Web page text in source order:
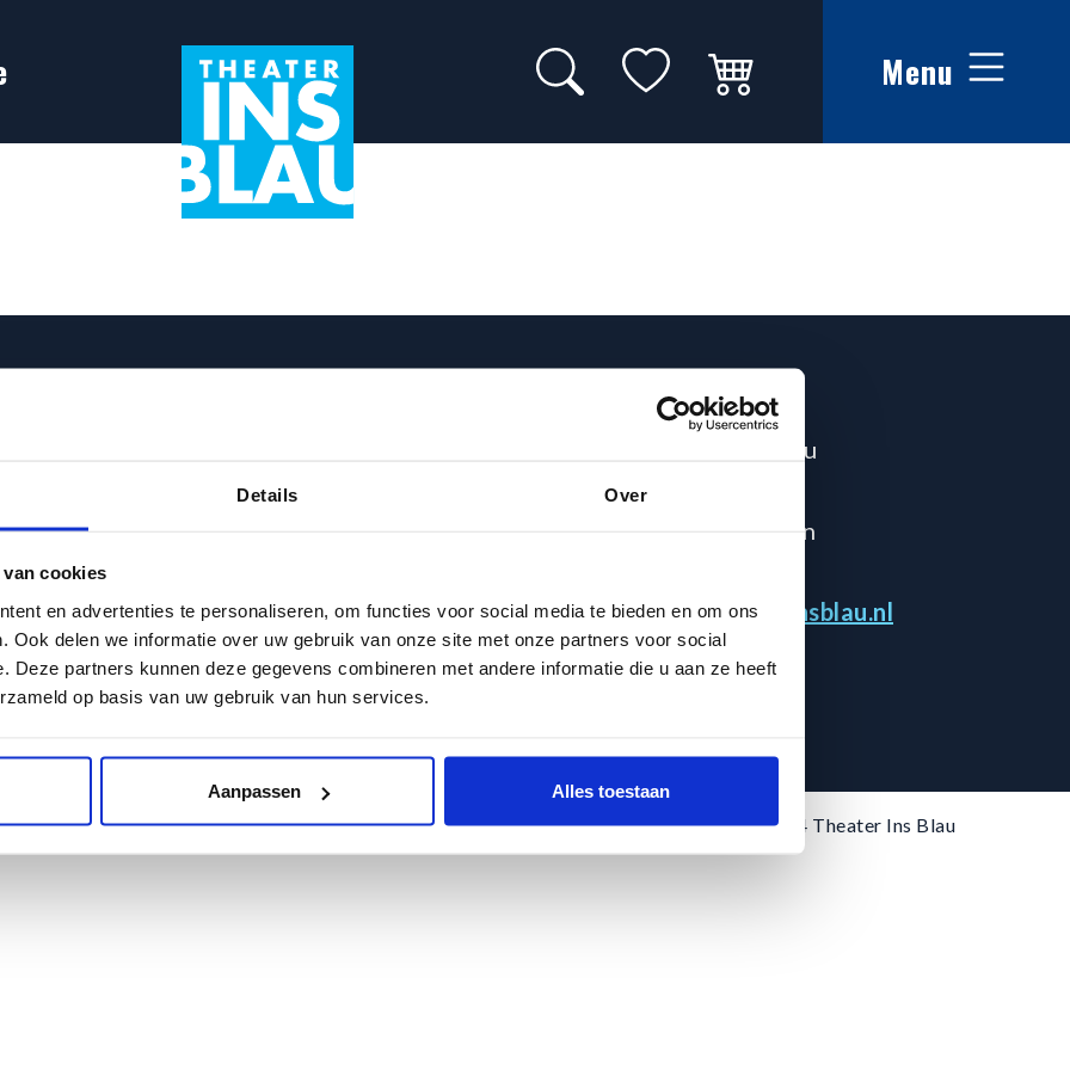
Details Over
cookies
en advertenties te personaliseren, om functies voor social media te bieden en om ons
Ook delen we informatie over uw gebruik van onze site met onze partners voor social
Deze partners kunnen deze gegevens combineren met andere informatie die u aan ze heeft
op basis van uw gebruik van hun services.
Aanpassen Alles toestaan
Zoeken op website
Mijn favorieten
Winkelwagen Menu
Kassa:
op werkdagen van 13.00
uur en een uur voor
van de voorstelling.
Schrijf je hier in voor de
Adres
Theater Ins Blau
Haagweg 6
2311 AA Leiden
info@theaterinsblau.nl
Gerealiseerd met liefde voor theater doorProjectie ©2024 Theater Ins Blau